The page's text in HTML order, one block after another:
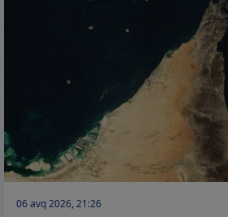
06 avq 2026, 21:26